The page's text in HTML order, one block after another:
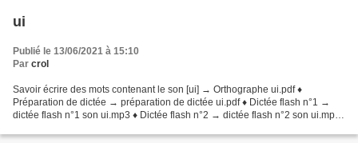
ui
Publié le 13/06/2021 à 15:10
Par crol
Savoir écrire des mots contenant le son [ui] → Orthographe ui.pdf ♦
Préparation de dictée → préparation de dictée ui.pdf ♦ Dictée flash n°1 →
dictée flash n°1 son ui.mp3 ♦ Dictée flash n°2 → dictée flash n°2 son ui.mp3